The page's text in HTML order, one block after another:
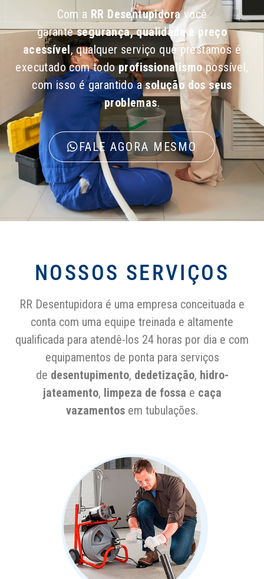
Com a RR Desentupidoravocê
garantesegurança, qualidade e preço
acessível, qualquer serviço que prestamos é
executado com todoprofissionalismopossível,
com isso é garantido asolução dos seus
problemas.
FALE AGORA MESMO
NOSSOS SERVIÇOS
RR Desentupidora é uma empresa conceituada e
conta com uma equipe treinada e altamente
qualificada para atendê-los 24 horas por dia e com
equipamentos de ponta para serviços
de desentupimento, dedetização, hidro-
jateamento, limpeza de fossa e caça
vazamentos em tubulações.